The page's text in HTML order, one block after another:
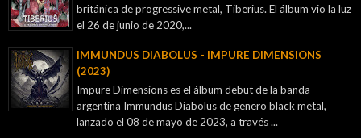
británica de progressive metal, Tiberius. El álbum vio la luz
el 26 de junio de 2020,...
IMMUNDUS DIABOLUS - IMPURE DIMENSIONS
(2023)
Impure Dimensions es el álbum debut de la banda
argentina Immundus Diabolus de genero black metal,
lanzado el 08 de mayo de 2023, a través ...